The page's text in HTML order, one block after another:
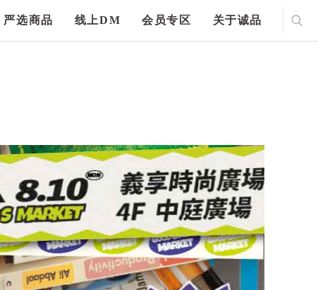
严选商品 线上DM 会员专区 关于诚品